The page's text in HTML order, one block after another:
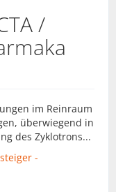
/
im Reinraum
überwiegend in
des Zyklotrons...
-